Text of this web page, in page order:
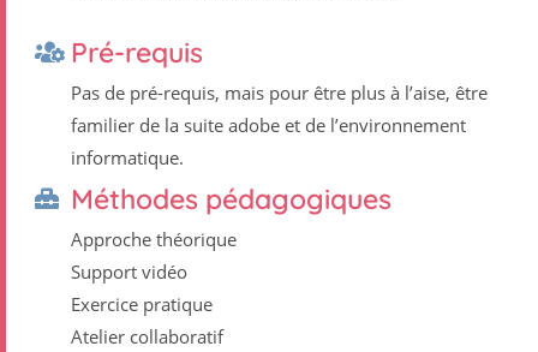
Pré-requis
Pas de pré-requis, mais pour être plus à l’aise, être
familier de la suite adobe et de l’environnement
informatique.
Méthodes pédagogiques
Approche théorique
Support vidéo
Exercice pratique
Atelier collaboratif